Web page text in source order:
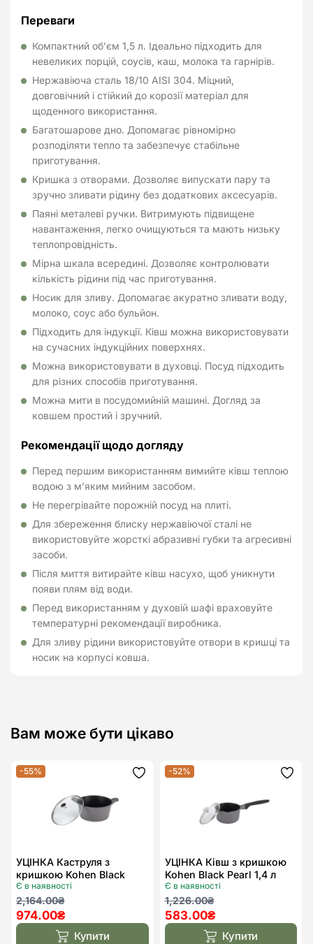
Переваги
Компактний об’єм 1,5 л. Ідеально підходить для
невеликих порцій, соусів, каш, молока та гарнірів.
Нержавіюча сталь 18/10 AISI 304. Міцний,
довговічний і стійкий до корозії матеріал для
щоденного використання.
Багатошарове дно. Допомагає рівномірно
розподіляти тепло та забезпечує стабільне
приготування.
Кришка з отворами. Дозволяє випускати пару та
зручно зливати рідину без додаткових аксесуарів.
Паяні металеві ручки. Витримують підвищене
навантаження, легко очищуються та мають низьку
теплопровідність.
Мірна шкала всередині. Дозволяє контролювати
кількість рідини під час приготування.
Носик для зливу. Допомагає акуратно зливати воду,
молоко, соус або бульйон.
Підходить для індукції. Ківш можна використовувати
на сучасних індукційних поверхнях.
Можна використовувати в духовці. Посуд підходить
для різних способів приготування.
Можна мити в посудомийній машині. Догляд за
ковшем простий і зручний.
Рекомендації щодо догляду
Перед першим використанням вимийте ківш теплою
водою з м’яким мийним засобом.
Не перегрівайте порожній посуд на плиті.
Для збереження блиску нержавіючої сталі не
використовуйте жорсткі абразивні губки та агресивні
засоби.
Після миття витирайте ківш насухо, щоб уникнути
появи плям від води.
Перед використанням у духовій шафі враховуйте
температурні рекомендації виробника.
Для зливу рідини використовуйте отвори в кришці та
носик на корпусі ковша.
Вам може бути цікаво
-55% Додати
УЦІНКА Каструля з
кришкою Kohen Black
Pearl 6,6 л
Є в наявності
2,164.00₴
Оригінальна
ціна:
2,164.00₴.
974.00₴
Поточна
ціна:
974.00₴. Купити
-52%
УЦІНКА Ківш з кришкою
Kohen Black Pearl 1,4 л
Є в наявності
1,226.00₴
Оригінальна
ціна:
1,226.00₴.
583.00₴
Поточна
ціна:
583.00₴.Купити